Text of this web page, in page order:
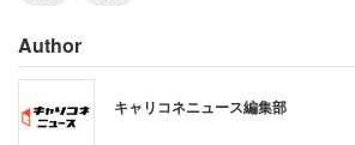
「服の趣味が全然ダメだったのを
行って、服のセンスを磨いた」（30
を積極的に手伝ってくれるように、
Author
キャリコネニュース編集部